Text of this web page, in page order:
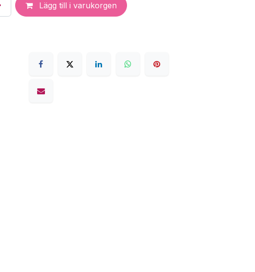
Lägg till i varukorgen